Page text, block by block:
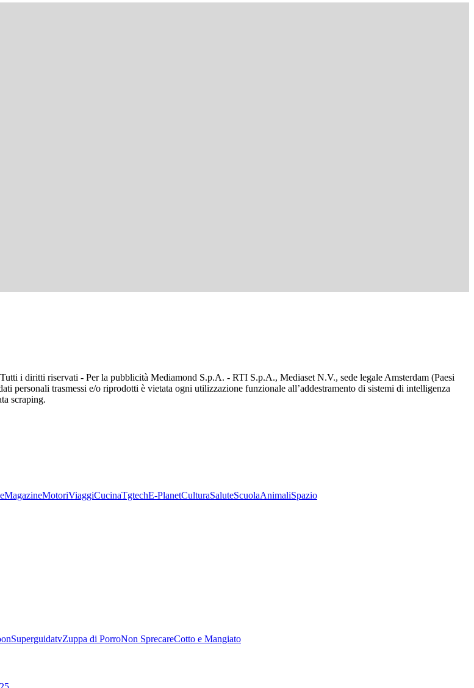
i diritti riservati - Per la pubblicità Mediamond S.p.A. - RTI S.p.A., Mediaset N.V., sede legale Amsterdam (Paesi
personali trasmessi e/o riprodotti è vietata ogni utilizzazione funzionale all’addestramento di sistemi di intelligenza
scraping.
MagazineMotoriViaggiCucinaTgtechE-PlanetCulturaSaluteScuolaAnimaliSpazio
SuperguidatvZuppa di PorroNon SprecareCotto e Mangiato